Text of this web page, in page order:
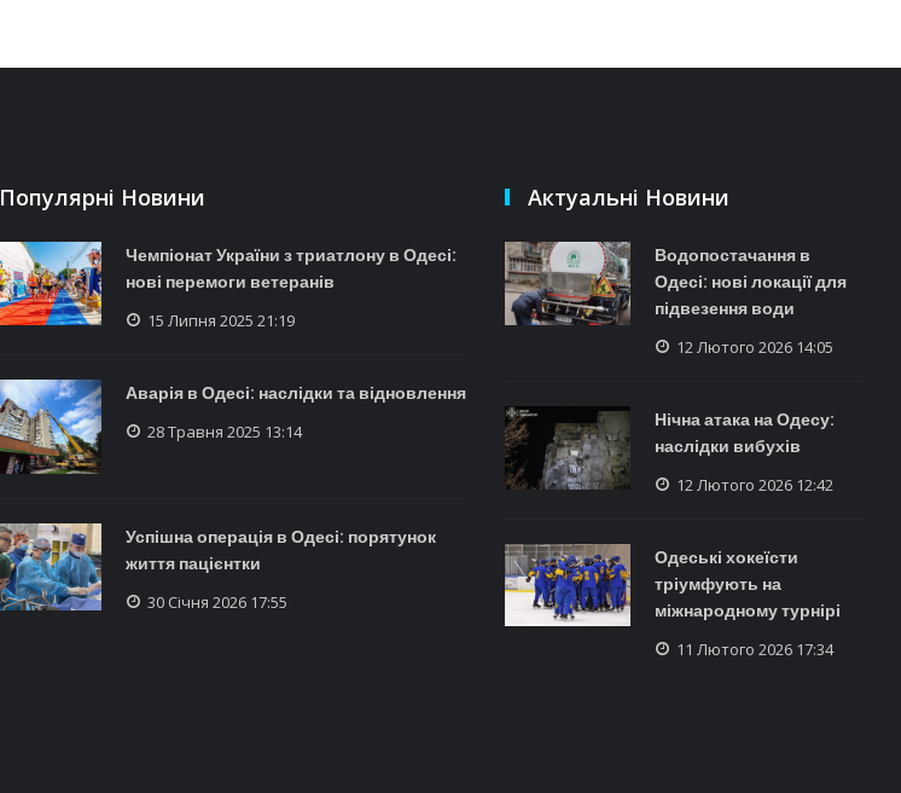
Популярні Новини
Чемпіонат України з триатлону в Одесі:
нові перемоги ветеранів
15 Липня 2025 21:19
Аварія в Одесі: наслідки та відновлення
28 Травня 2025 13:14
Успішна операція в Одесі: порятунок
життя пацієнтки
30 Січня 2026 17:55
Актуальні Новини
Водопостачання в
Одесі: нові локації для
підвезення води
12 Лютого 2026 14:05
Нічна атака на Одесу:
наслідки вибухів
12 Лютого 2026 12:42
Одеські хокеїсти
тріумфують на
міжнародному турнірі
11 Лютого 2026 17:34